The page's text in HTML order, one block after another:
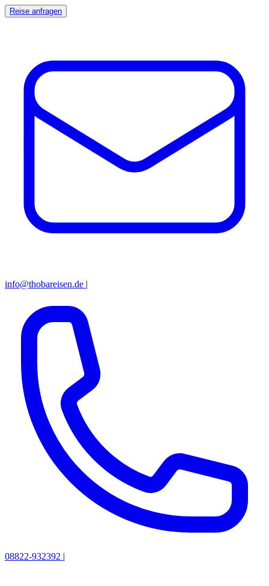
Reise anfragen
info@thobareisen.de |
08822-932392 |